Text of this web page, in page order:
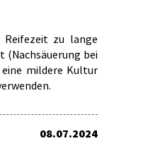
zu lange
(Nachsäuerung bei
mildere Kultur
08.07.2024